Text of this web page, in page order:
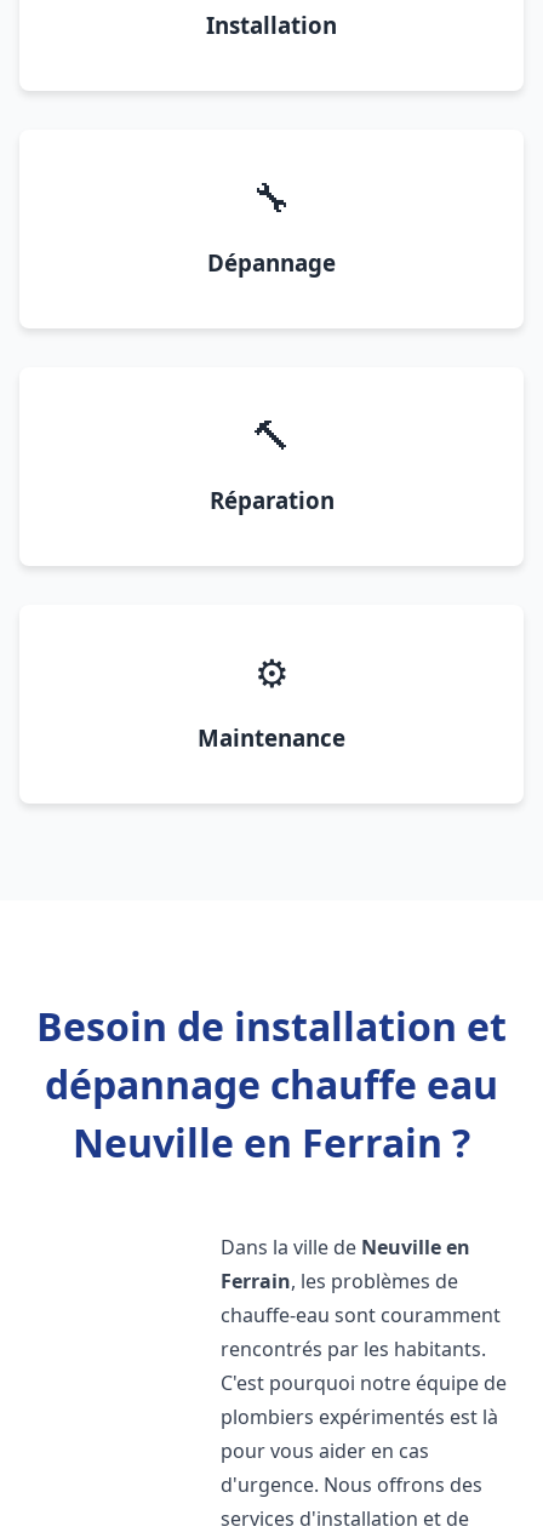
Installation
🔧
Dépannage
🔨
Réparation
⚙️
Maintenance
Besoin de installation et
dépannage chauffe eau
Neuville en Ferrain ?
Dans la ville de Neuville en
Ferrain, les problèmes de
chauffe-eau sont couramment
rencontrés par les habitants.
C'est pourquoi notre équipe de
plombiers expérimentés est là
pour vous aider en cas
d'urgence. Nous offrons des
services d'installation et de